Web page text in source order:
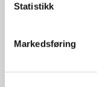
Statistikk
Markedsføring
04.08.2026